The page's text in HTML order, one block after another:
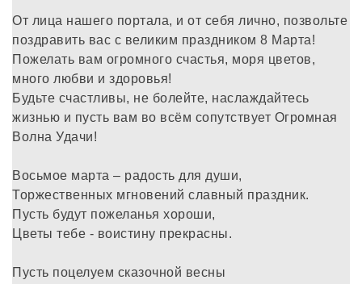
От лица нашего портала, и от себя лично, позвольте
поздравить вас с великим праздником 8 Марта!
Пожелать вам огромного счастья, моря цветов,
много любви и здоровья!
Будьте счастливы, не болейте, наслаждайтесь
жизнью и пусть вам во всём сопутствует Огромная
Волна Удачи!
Восьмое марта – радость для души,
Торжественных мгновений славный праздник.
Пусть будут пожеланья хороши,
Цветы тебе - воистину прекрасны.
Пусть поцелуем сказочной весны